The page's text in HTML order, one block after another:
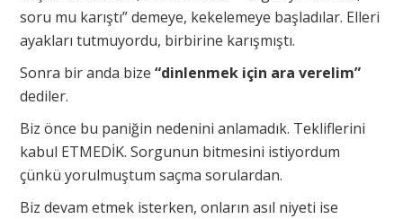
soru mu karıştı” demeye, kekelemeye başladılar. Elleri
ayakları tutmuyordu, birbirine karışmıştı.
Sonra bir anda bize “dinlenmek için ara verelim”
dediler.
Biz önce bu paniğin nedenini anlamadık. Tekliflerini
kabul ETMEDİK. Sorgunun bitmesini istiyordum
çünkü yorulmuştum saçma sorulardan.
Biz devam etmek isterken, onların asıl niyeti ise